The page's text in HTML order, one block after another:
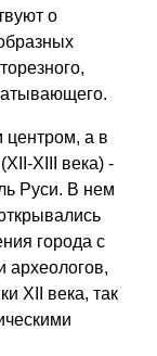
о
центром, а в
XIII века) -
Руси. В нем
города с
археологов,
XII века, так